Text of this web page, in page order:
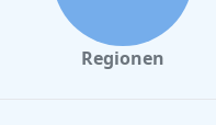
Regionen